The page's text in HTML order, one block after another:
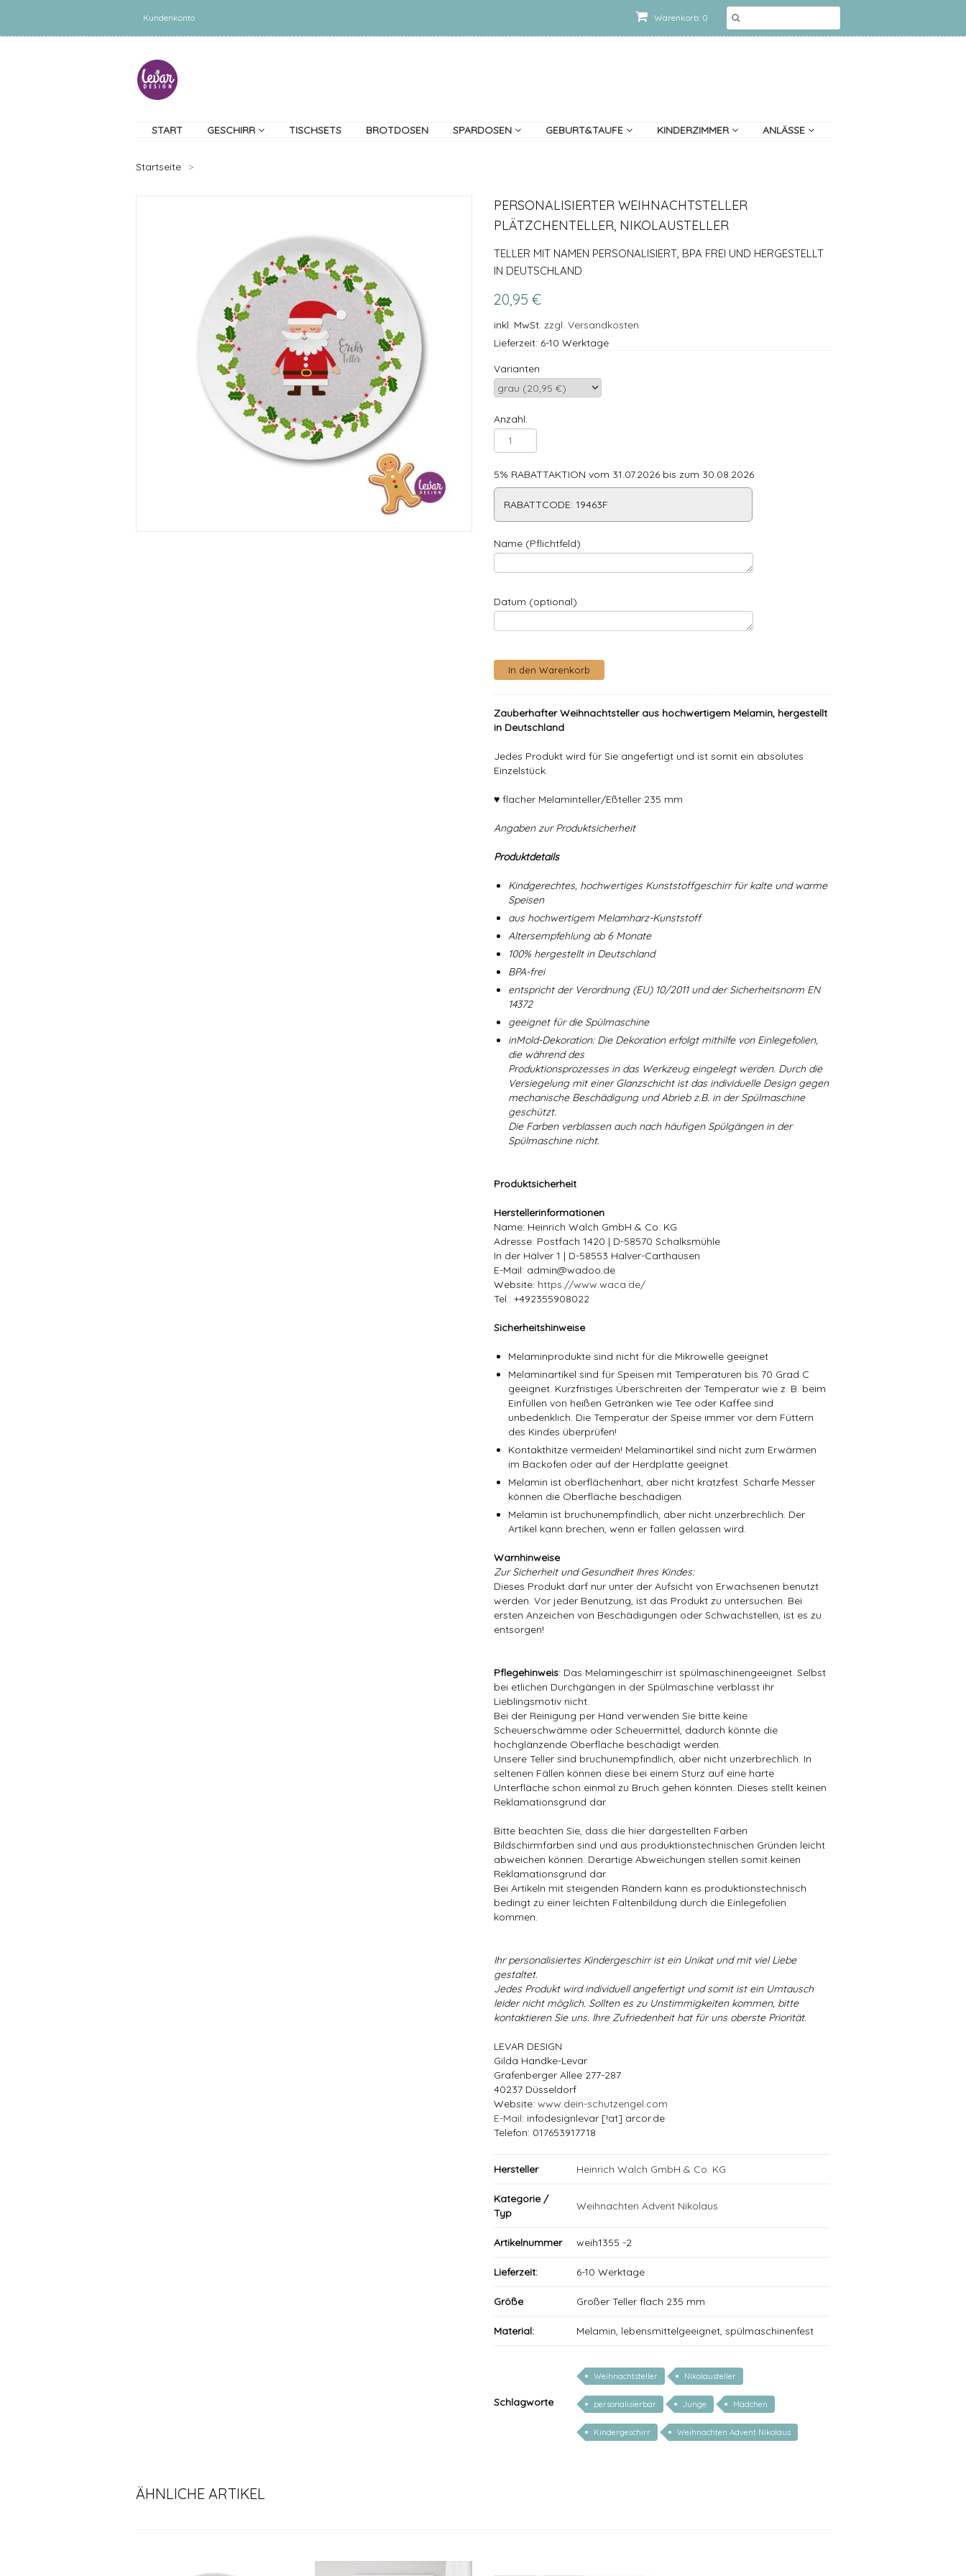
Warenkorb: 0
Kundenkonto
START GESCHIRR TISCHSETS BROTDOSEN SPARDOSEN GEBURT&TAUFE KINDERZIMMER ANLÄSSE
Startseite >
PERSONALISIERTER WEIHNACHTSTELLER
PLÄTZCHENTELLER, NIKOLAUSTELLER
TELLER MIT NAMEN PERSONALISIERT, BPA FREI UND HERGESTELLT
IN DEUTSCHLAND
20,95 €
inkl. MwSt. zzgl. Versandkosten
Lieferzeit: 6-10 Werktage
Varianten
Anzahl:
5% RABATTAKTION vom 31.07.2026 bis zum 30.08.2026
RABATTCODE: 19463F
Name (Pflichtfeld)
Datum (optional)
Zauberhafter Weihnachtsteller aus hochwertigem Melamin, hergestellt
in Deutschland
Jedes Produkt wird für Sie angefertigt und ist somit ein absolutes
Einzelstück.
♥ flacher Melaminteller/Eßteller 235 mm
Angaben zur Produktsicherheit
Produktdetails
Kindgerechtes, hochwertiges Kunststoffgeschirr für kalte und warme
Speisen
aus hochwertigem Melamharz-Kunststoff
Altersempfehlung ab 6 Monate
100% hergestellt in Deutschland
BPA-frei
entspricht der Verordnung (EU) 10/2011 und der Sicherheitsnorm EN
14372
geeignet für die Spülmaschine
inMold-Dekoration: Die Dekoration erfolgt mithilfe von Einlegefolien,
die während des
Produktionsprozesses in das Werkzeug eingelegt werden. Durch die
Versiegelung mit einer Glanzschicht ist das individuelle Design gegen
mechanische Beschädigung und Abrieb z.B. in der Spülmaschine
geschützt.
Die Farben verblassen auch nach häufigen Spülgängen in der
Spülmaschine nicht.
Produktsicherheit
Herstellerinformationen
Name: Heinrich Walch GmbH & Co. KG
Adresse: Postfach 1420 | D-58570 Schalksmühle
In der Hälver 1 | D-58553 Halver-Carthausen
E-Mail: admin@wadoo.de
Website: https://www.waca.de/
Tel.: +492355908022
Sicherheitshinweise
Melaminprodukte sind nicht für die Mikrowelle geeignet
Melaminartikel sind für Speisen mit Temperaturen bis 70 Grad C
geeignet. Kurzfristiges Überschreiten der Temperatur wie z. B. beim
Einfüllen von heißen Getränken wie Tee oder Kaffee sind
unbedenklich. Die Temperatur der Speise immer vor dem Füttern
des Kindes überprüfen!
Kontakthitze vermeiden! Melaminartikel sind nicht zum Erwärmen
im Backofen oder auf der Herdplatte geeignet.
Melamin ist oberflächenhart, aber nicht kratzfest. Scharfe Messer
können die Oberfläche beschädigen.
Melamin ist bruchunempfindlich, aber nicht unzerbrechlich. Der
Artikel kann brechen, wenn er fallen gelassen wird.
Warnhinweise
Zur Sicherheit und Gesundheit Ihres Kindes:
Dieses Produkt darf nur unter der Aufsicht von Erwachsenen benutzt
werden. Vor jeder Benutzung, ist das Produkt zu untersuchen. Bei
ersten Anzeichen von Beschädigungen oder Schwachstellen, ist es zu
entsorgen!
Pflegehinweis: Das Melamingeschirr ist spülmaschinengeeignet. Selbst
bei etlichen Durchgängen in der Spülmaschine verblasst ihr
Lieblingsmotiv nicht.
Bei der Reinigung per Hand verwenden Sie bitte keine
Scheuerschwämme oder Scheuermittel, dadurch könnte die
hochglänzende Oberfläche beschädigt werden.
Unsere Teller sind bruchunempfindlich, aber nicht unzerbrechlich. In
seltenen Fällen können diese bei einem Sturz auf eine harte
Unterfläche schon einmal zu Bruch gehen könnten. Dieses stellt keinen
Reklamationsgrund dar.
Bitte beachten Sie, dass die hier dargestellten Farben
Bildschirmfarben sind und aus produktionstechnischen Gründen leicht
abweichen können. Derartige Abweichungen stellen somit keinen
Reklamationsgrund dar.
Bei Artikeln mit steigenden Rändern kann es produktionstechnisch
bedingt zu einer leichten Faltenbildung durch die Einlegefolien
kommen.
Ihr personalisiertes Kindergeschirr ist ein Unikat und mit viel Liebe
gestaltet.
Jedes Produkt wird individuell angefertigt und somit ist ein Umtausch
leider nicht möglich. Sollten es zu Unstimmigkeiten kommen, bitte
kontaktieren Sie uns. Ihre Zufriedenheit hat für uns oberste Priorität.
LEVAR DESIGN
Gilda Handke-Levar
Grafenberger Allee 277-287
40237 Düsseldorf
Website: www.dein-schutzengel.com
E-Mail: infodesignlevar [!at] arcor.de
Telefon: 017653917718
Hersteller Heinrich Walch GmbH & Co. KG
Kategorie /
Typ
Weihnachten Advent Nikolaus
Artikelnummer weih1355 -2
Lieferzeit: 6-10 Werktage
Größe Großer Teller flach 235 mm
Material: Melamin, lebensmittelgeeignet, spülmaschinenfest
Schlagworte
Weihnachtsteller Nikolausteller
personalisierbar Junge Mädchen
Kindergeschirr Weihnachten Advent Nikolaus
ÄHNLICHE ARTIKEL